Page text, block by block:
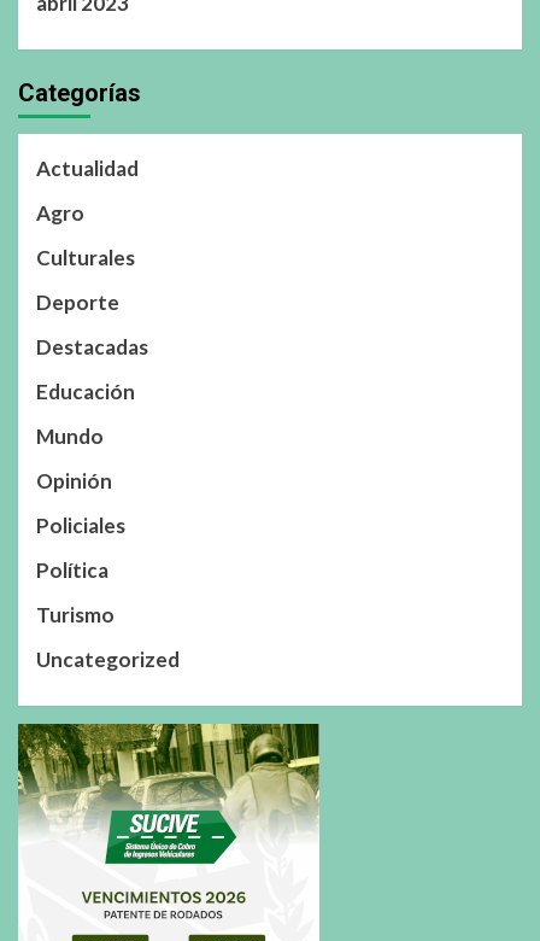
Categorías
Actualidad
Agro
Culturales
Deporte
Destacadas
Educación
Mundo
Opinión
Policiales
Política
Turismo
Uncategorized